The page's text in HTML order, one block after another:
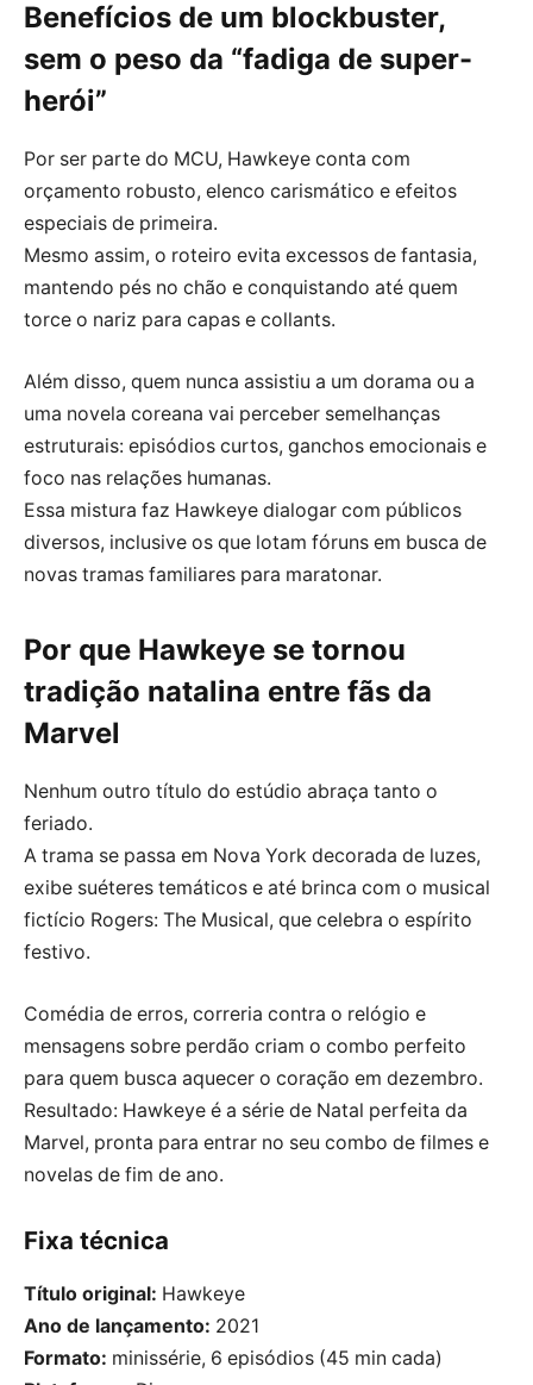
Benefícios de um blockbuster,
sem o peso da “fadiga de super-
herói”
Por ser parte do MCU, Hawkeye conta com
orçamento robusto, elenco carismático e efeitos
especiais de primeira.
Mesmo assim, o roteiro evita excessos de fantasia,
mantendo pés no chão e conquistando até quem
torce o nariz para capas e collants.
Além disso, quem nunca assistiu a um dorama ou a
uma novela coreana vai perceber semelhanças
estruturais: episódios curtos, ganchos emocionais e
foco nas relações humanas.
Essa mistura faz Hawkeye dialogar com públicos
diversos, inclusive os que lotam fóruns em busca de
novas tramas familiares para maratonar.
Por que Hawkeye se tornou
tradição natalina entre fãs da
Marvel
Nenhum outro título do estúdio abraça tanto o
feriado.
A trama se passa em Nova York decorada de luzes,
exibe suéteres temáticos e até brinca com o musical
fictício Rogers: The Musical, que celebra o espírito
festivo.
Comédia de erros, correria contra o relógio e
mensagens sobre perdão criam o combo perfeito
para quem busca aquecer o coração em dezembro.
Resultado: Hawkeye é a série de Natal perfeita da
Marvel, pronta para entrar no seu combo de filmes e
novelas de fim de ano.
Fixa técnica
Título original: Hawkeye
Ano de lançamento: 2021
Formato: minissérie, 6 episódios (45 min cada)